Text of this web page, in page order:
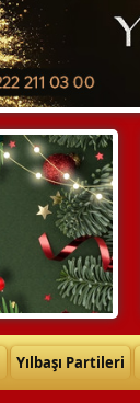
Yılbaşı Partileri